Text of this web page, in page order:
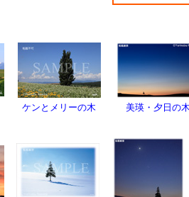
ケンとメリーの木 美瑛・夕日の